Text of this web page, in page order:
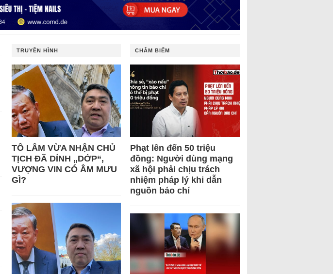
TRUYỀN HÌNH
TÔ LÂM VỪA NHẬN CHỦ
TỊCH ĐÃ DÍNH „DỚP“,
VƯỢNG VIN CÓ ÂM MƯU
GÌ?
CHÂM BIẾM
Phạt lên đến 50 triệu
đồng: Người dùng mạng
xã hội phải chịu trách
nhiệm pháp lý khi dẫn
nguồn báo chí